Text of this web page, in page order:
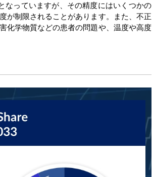
なっていますが、その精度にはいくつかの
が制限されることがあります。また、不正
化学物質などの患者の問題や、温度や高度